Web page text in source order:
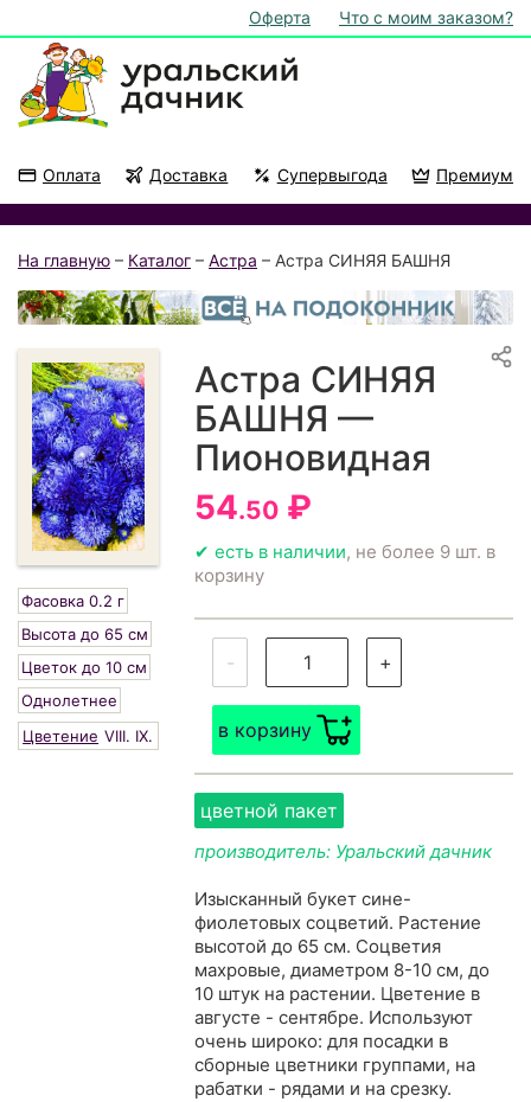
Оферта Что с моим заказом?
Оплата Доставка Супервыгода Премиум
На главную – Каталог – Астра – Астра СИНЯЯ БАШНЯ
Фасовка 0.2 г
Высота до 65 см
Цветок до 10 см
Однолетнее
Цветение VIII. IX.
Астра СИНЯЯ
БАШНЯ —
Пионовидная
54.50 ₽
✔ есть в наличии, не более 9 шт. в
корзину
- +
в корзину
цветной пакет
производитель: Уральский дачник
Изысканный букет сине-
фиолетовых соцветий. Растение
высотой до 65 см. Соцветия
махровые, диаметром 8-10 см, до
10 штук на растении. Цветение в
августе - сентябре. Используют
очень широко: для посадки в
сборные цветники группами, на
рабатки - рядами и на срезку.